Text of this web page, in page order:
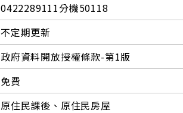
0422289111分機50118
不定期更新
政府資料開放授權條款-第1版
免費
原住民課後、原住民房屋